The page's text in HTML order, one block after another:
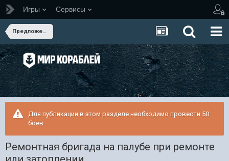
Игры Сервисы
Предложения по игре
Для публикации в этом разделе необходимо провести 50
боёв.
Ремонтная бригада на палубе при ремонте